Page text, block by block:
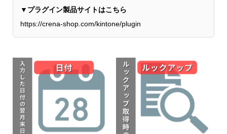
▼プラグイン製品サイトはこちら
https://crena-shop.com/kintone/plugin